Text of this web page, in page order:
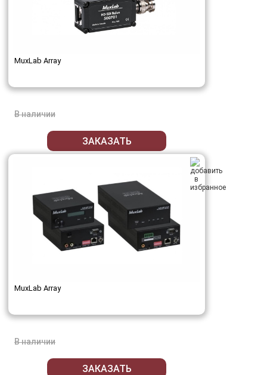
MuxLab Array
В наличии
ЗАКАЗАТЬ
MuxLab Array
В наличии
ЗАКАЗАТЬ